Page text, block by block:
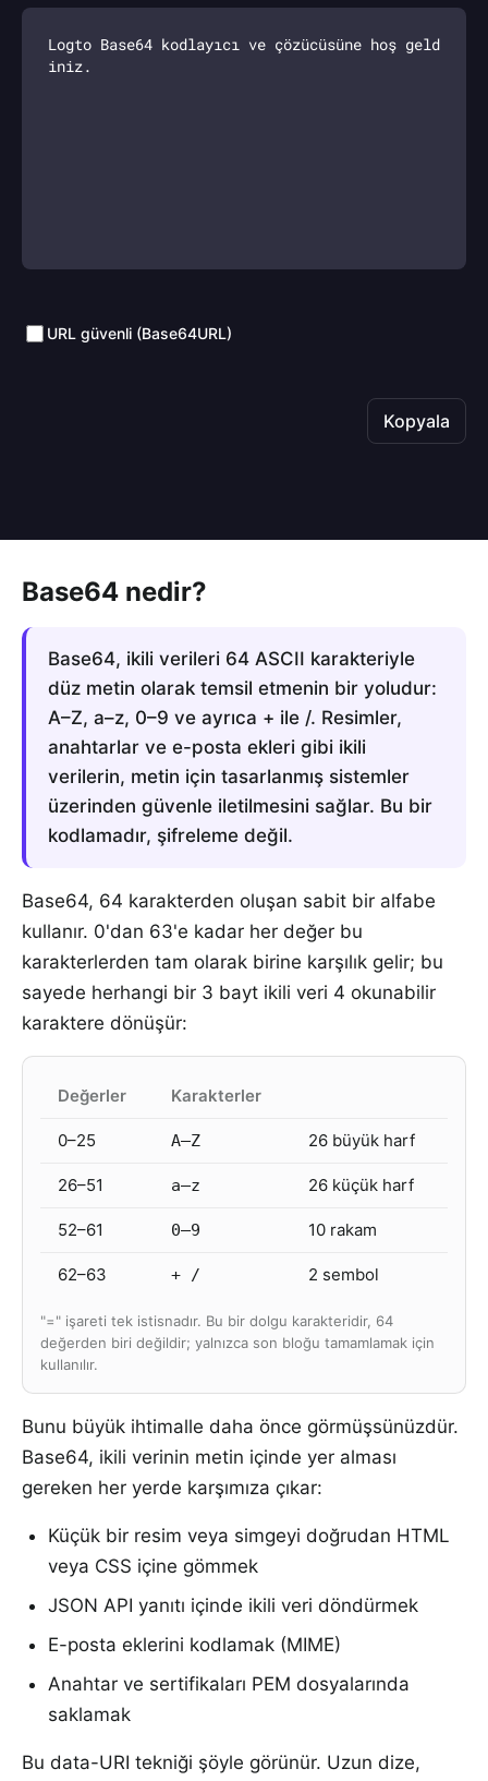
URL güvenli (Base64URL)
Kopyala
Base64 nedir?
Base64, ikili verileri 64 ASCII karakteriyle
düz metin olarak temsil etmenin bir yoludur:
A–Z, a–z, 0–9 ve ayrıca + ile /. Resimler,
anahtarlar ve e-posta ekleri gibi ikili
verilerin, metin için tasarlanmış sistemler
üzerinden güvenle iletilmesini sağlar. Bu bir
kodlamadır, şifreleme değil.
Base64, 64 karakterden oluşan sabit bir alfabe
kullanır. 0'dan 63'e kadar her değer bu
karakterlerden tam olarak birine karşılık gelir; bu
sayede herhangi bir 3 bayt ikili veri 4 okunabilir
karaktere dönüşür:
Değerler Karakterler
0–25 A–Z 26 büyük harf
26–51 a–z 26 küçük harf
52–61 0–9 10 rakam
62–63 + / 2 sembol
"=" işareti tek istisnadır. Bu bir dolgu karakteridir, 64
değerden biri değildir; yalnızca son bloğu tamamlamak için
kullanılır.
Bunu büyük ihtimalle daha önce görmüşsünüzdür.
Base64, ikili verinin metin içinde yer alması
gereken her yerde karşımıza çıkar:
Küçük bir resim veya simgeyi doğrudan HTML
veya CSS içine gömmek
JSON API yanıtı içinde ikili veri döndürmek
E-posta eklerini kodlamak (MIME)
Anahtar ve sertifikaları PEM dosyalarında
saklamak
Bu data-URI tekniği şöyle görünür. Uzun dize,